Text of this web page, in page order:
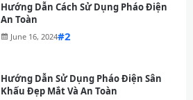
Hướng Dẫn Cách Sử Dụng Pháo Điện
An Toàn
June 16, 2024#
Hướng Dẫn Sử Dụng Pháo Điện Sân
Khấu Đẹp Mắt Và An Toàn